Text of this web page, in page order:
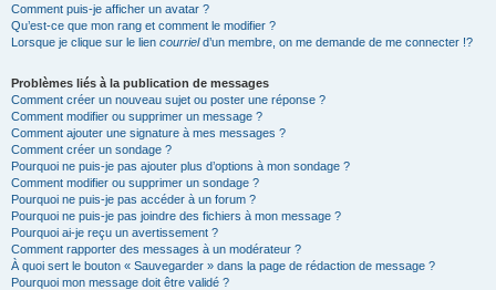
Comment puis-je afficher un avatar ?
Qu’est-ce que mon rang et comment le modifier ?
Lorsque je clique sur le lien courrield’un membre, on me demande de me connecter !?
Problèmes liés à la publication de messages
Comment créer un nouveau sujet ou poster une réponse ?
Comment modifier ou supprimer un message ?
Comment ajouter une signature à mes messages ?
Comment créer un sondage ?
Pourquoi ne puis-je pas ajouter plus d’options à mon sondage ?
Comment modifier ou supprimer un sondage ?
Pourquoi ne puis-je pas accéder à un forum ?
Pourquoi ne puis-je pas joindre des fichiers à mon message ?
Pourquoi ai-je reçu un avertissement ?
Comment rapporter des messages à un modérateur ?
À quoi sert le bouton « Sauvegarder » dans la page de rédaction de message ?
Pourquoi mon message doit être validé ?